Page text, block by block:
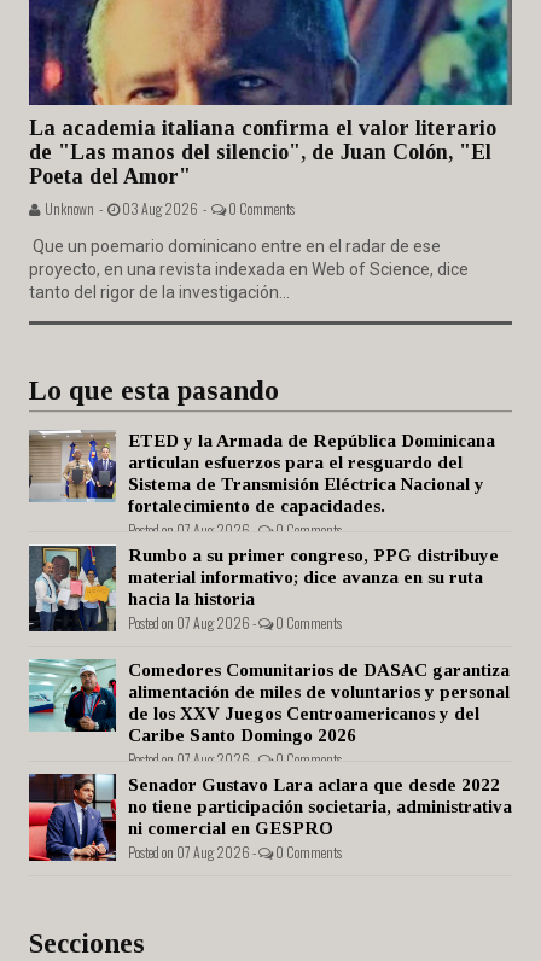
La academia italiana confirma el valor literario
de "Las manos del silencio", de Juan Colón, "El
Poeta del Amor"
Unknown - 03 Aug 2026 - 0 Comments
Que un poemario dominicano entre en el radar de ese
proyecto, en una revista indexada en Web of Science, dice
tanto del rigor de la investigación...
Lo que esta pasando
ETED y la Armada de República Dominicana
articulan esfuerzos para el resguardo del
Sistema de Transmisión Eléctrica Nacional y
fortalecimiento de capacidades.
Posted on 07 Aug 2026 - 0 Comments
Rumbo a su primer congreso, PPG distribuye
material informativo; dice avanza en su ruta
hacia la historia
Posted on 07 Aug 2026 - 0 Comments
Comedores Comunitarios de DASAC garantiza
alimentación de miles de voluntarios y personal
de los XXV Juegos Centroamericanos y del
Caribe Santo Domingo 2026
Posted on 07 Aug 2026 - 0 Comments
Senador Gustavo Lara aclara que desde 2022
no tiene participación societaria, administrativa
ni comercial en GESPRO
Posted on 07 Aug 2026 - 0 Comments
Secciones